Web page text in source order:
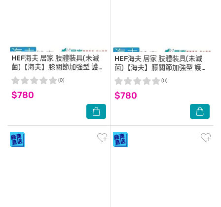
HEF海夫 居家 肢體裝具(未滅
菌)【海夫】膝關節加強型 護膝
XXL號(H0018)
$780
(0)
HEF海夫 居家 肢體裝具(未滅
菌)【海夫】膝關節加強型 護膝
M號(H0018)
$780
(0)